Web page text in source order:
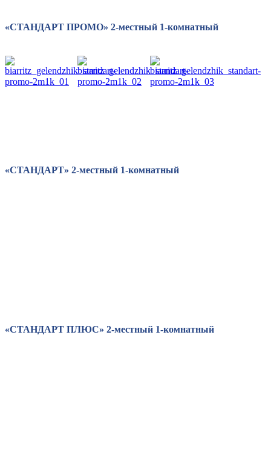
«СТАНДАРТ ПРОМО» 2-местный 1-комнатный
«СТАНДАРТ» 2-местный 1-комнатный
«СТАНДАРТ ПЛЮС» 2-местный 1-комнатный